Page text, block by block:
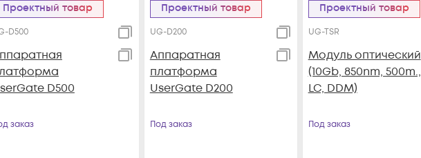
Проектный товар
D500
D500
заказ
Проектный товар
UG-D200
Аппаратная
платформа
UserGate D200
Под заказ
Проектный товар
UG-TSR
Модуль оптический
(10Gb, 850nm, 500m.,
LC, DDM)
Под заказ